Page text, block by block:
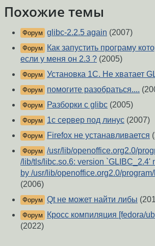
Похожие темы
Форум glibc-2.2.5 again (2007)
Форум
Как запустить програму
если у меня он 2.3 ? (2005)
Форум Установка 1C. Не хватает
Форум помогите разобраться....
Форум Разборки с glibc (2005)
Форум 1c сервер под линус (2007)
Форум Firefox не устанавливается
Форум /usr/lib/openoffice.org2.0/
/lib/tls/libc.so.6: version `GLIBC_2.4'
by /usr/lib/openoffice.org2.0/
(2006)
Форум Qt не может найти либы
Форум
Кросс компиляция [fedora/
(2022)